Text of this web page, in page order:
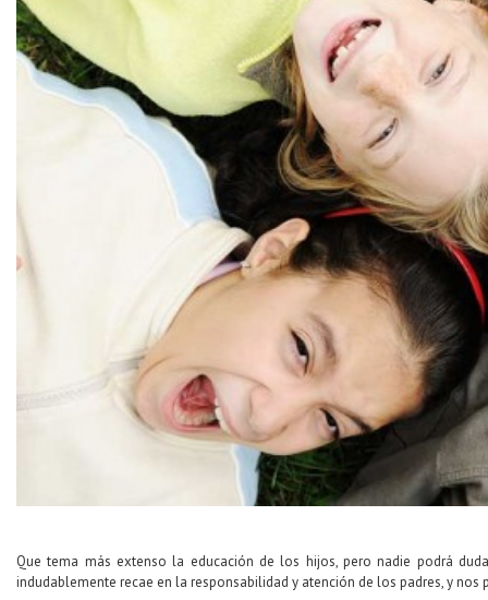
Que tema más extenso la educación de los hijos, pero nadie podrá
indudablemente recae en la responsabilidad y atención de los padres, y nos